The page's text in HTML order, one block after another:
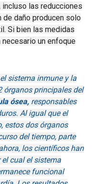
incluso las reducciones
de daño producen solo
Si bien las medidas
un enfoque
sistema inmune y la
órganos principales del
ósea, responsables
Al igual que el
estos dos órganos
del tiempo, parte
los científicos han
cual el sistema
funcional